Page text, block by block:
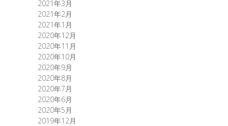
2021年3月
2021年2月
2021年1月
2020年12月
2020年11月
2020年10月
2020年9月
2020年8月
2020年7月
2020年6月
2020年5月
2019年12月